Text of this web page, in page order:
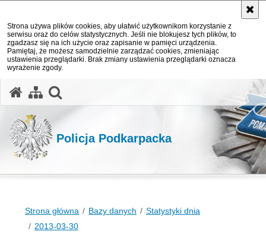
Strona używa plików cookies, aby ułatwić użytkownikom korzystanie z
serwisu oraz do celów statystycznych. Jeśli nie blokujesz tych plików, to
zgadzasz się na ich użycie oraz zapisanie w pamięci urządzenia.
Pamiętaj, że możesz samodzielnie zarządzać cookies, zmieniając
ustawienia przeglądarki. Brak zmiany ustawienia przeglądarki oznacza
wyrażenie zgody.
Policja Podkarpacka
Strona główna Bazy danych
Statystyki dnia
2013-03-30